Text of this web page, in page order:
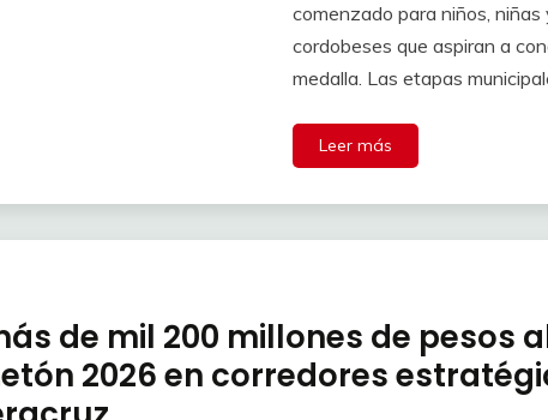
comenzado para niños, niñas
cordobeses que aspiran a
medalla. Las etapas
Leer más
de mil 200 millones de pesos
2026 en corredores